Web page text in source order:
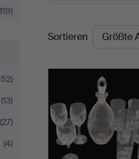
(13)
(27)
(4)
Endpreise
Sortieren